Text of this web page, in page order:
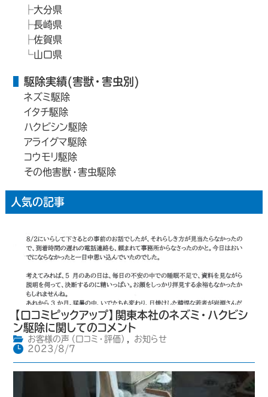
大分県
長崎県
佐賀県
山口県
駆除実績(害獣・害虫別)
ネズミ駆除
イタチ駆除
ハクビシン駆除
アライグマ駆除
コウモリ駆除
その他害獣・害虫駆除
人気の記事
【口コミピックアップ】関東本社のネズミ・ハクビシ
ン駆除に関してのコメント
お客様の声（口コミ・評価） ,
お知らせ
2023/8/7